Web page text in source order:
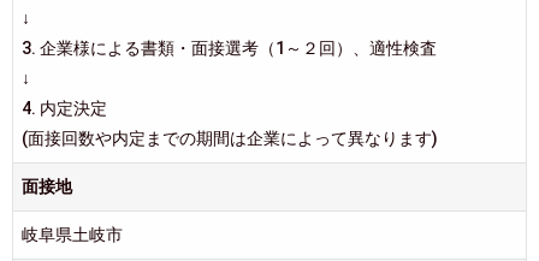
↓
3. 企業様による書類・面接選考（1～２回）、適性検査
↓
4. 内定決定
(面接回数や内定までの期間は企業によって異なります)
面接地
岐阜県土岐市